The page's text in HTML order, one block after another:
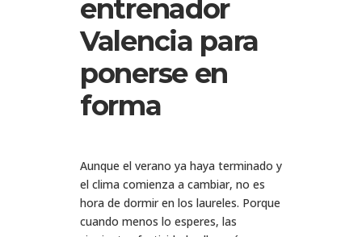
entrenador
Valencia para
ponerse en
forma
Aunque el verano ya haya terminado y
el clima comienza a cambiar, no es
hora de dormir en los laureles. Porque
cuando menos lo esperes, las